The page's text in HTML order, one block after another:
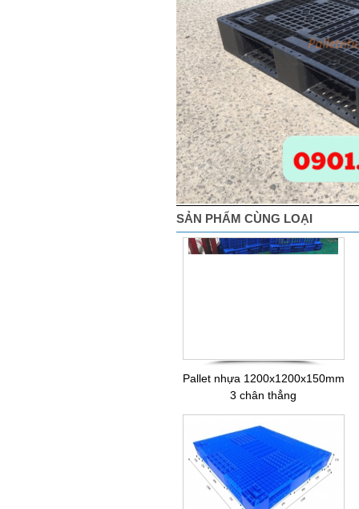
SẢN PHẨM CÙNG LOẠI
Pallet nhựa 1200x1200x150mm
3 chân thẳng